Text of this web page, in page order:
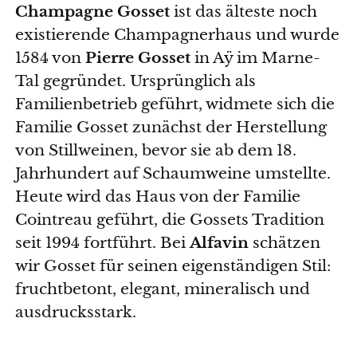
Champagne Gossetist das älteste noch
existierende Champagnerhaus und wurde
1584 von Pierre Gossetin Aÿ im Marne-
Tal gegründet. Ursprünglich als
Familienbetrieb geführt, widmete sich die
Familie Gosset zunächst der Herstellung
von Stillweinen, bevor sie ab dem 18.
Jahrhundert auf Schaumweine umstellte.
Heute wird das Haus von der Familie
Cointreau geführt, die Gossets Tradition
seit 1994 fortführt. BeiAlfavinschätzen
wir Gosset für seinen eigenständigen Stil:
fruchtbetont, elegant, mineralisch und
ausdrucksstark.